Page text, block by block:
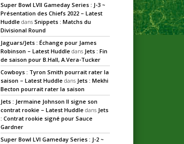
Super Bowl LVII Gameday Series : J-3 ~
Présentation des Chiefs 2022 – Latest
Huddle dansSnippets : Matchs du
Divisional Round
Jaguars/Jets : Échange pour James
Robinson – Latest Huddle dans Jets : Fin
de saison pour B.Hall, A.Vera-Tucker
Cowboys : Tyron Smith pourrait rater la
saison – Latest Huddle dans Jets : Mekhi
Becton pourrait rater la saison
Jets : Jermaine Johnson II signe son
contrat rookie – Latest Huddle dans Jets
: Contrat rookie signé pour Sauce
Gardner
Super Bowl LVI Gameday Series : J-2 ~